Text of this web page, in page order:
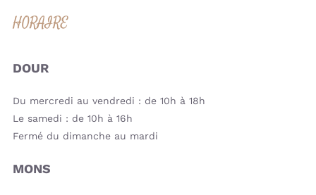
HORAIRE
DOUR
Du mercredi au vendredi : de 10h à 18h
Le samedi : de 10h à 16h
Fermé du dimanche au mardi
MONS